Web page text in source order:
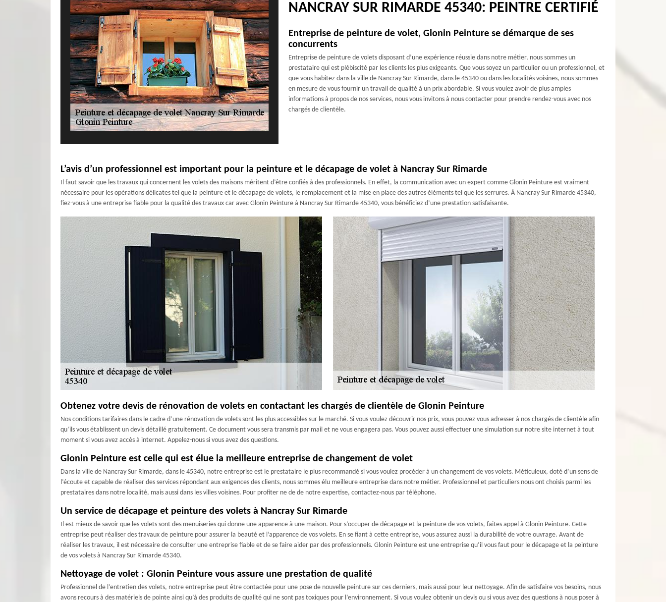
NANCRAY SUR RIMARDE 45340: PEINTRE CERTIFIÉ
Entreprise de peinture de volet, Glonin Peinture se démarque de ses
concurrents
Entreprise de peinture de volets disposant d’une expérience réussie dans notre métier, nous sommes un
prestataire qui est plébiscité par les clients les plus exigeants. Que vous soyez un particulier ou un professionnel, et
que vous habitez dans la ville de Nancray Sur Rimarde, dans le 45340 ou dans les localités voisines, nous sommes
en mesure de vous fournir un travail de qualité à un prix abordable. Si vous voulez avoir de plus amples
informations à propos de nos services, nous vous invitons à nous contacter pour prendre rendez-vous avec nos
chargés de clientèle.
L’avis d’un professionnel est important pour la peinture et le décapage de volet à Nancray Sur Rimarde
Il faut savoir que les travaux qui concernent les volets des maisons méritent d’être confiés à des professionnels. En effet, la communication avec un expert comme Glonin Peinture est vraiment
nécessaire pour les opérations délicates tel que la peinture et le décapage de volets, le remplacement et la mise en place des autres éléments tel que les serrures. À Nancray Sur Rimarde 45340,
fiez-vous à une entreprise fiable pour la qualité des travaux car avec Glonin Peinture à Nancray Sur Rimarde 45340, vous bénéficiez d’une prestation satisfaisante.
Obtenez votre devis de rénovation de volets en contactant les chargés de clientèle de Glonin Peinture
Nos conditions tarifaires dans le cadre d’une rénovation de volets sont les plus accessibles sur le marché. Si vous voulez découvrir nos prix, vous pouvez vous adresser à nos chargés de clientèle afin
qu’ils vous établissent un devis détaillé gratuitement. Ce document vous sera transmis par mail et ne vous engagera pas. Vous pouvez aussi effectuer une simulation sur notre site internet à tout
moment si vous avez accès à internet. Appelez-nous si vous avez des questions.
Glonin Peinture est celle qui est élue la meilleure entreprise de changement de volet
Dans la ville de Nancray Sur Rimarde, dans le 45340, notre entreprise est le prestataire le plus recommandé si vous voulez procéder à un changement de vos volets. Méticuleux, doté d’un sens de
l’écoute et capable de réaliser des services répondant aux exigences des clients, nous sommes élu meilleure entreprise dans notre métier. Professionnel et particuliers nous ont choisis parmi les
prestataires dans notre localité, mais aussi dans les villes voisines. Pour profiter ne de de notre expertise, contactez-nous par téléphone.
Un service de décapage et peinture des volets à Nancray Sur Rimarde
Il est mieux de savoir que les volets sont des menuiseries qui donne une apparence à une maison. Pour s’occuper de décapage et la peinture de vos volets, faites appel à Glonin Peinture. Cette
entreprise peut réaliser des travaux de peinture pour assurer la beauté et l’apparence de vos volets. En se fiant à cette entreprise, vous assurez aussi la durabilité de votre ouvrage. Avant de
réaliser les travaux, il est nécessaire de consulter une entreprise fiable et de se faire aider par des professionnels. Glonin Peinture est une entreprise qu’il vous faut pour le décapage et la peinture
de vos volets à Nancray Sur Rimarde 45340.
Nettoyage de volet : Glonin Peinture vous assure une prestation de qualité
Professionnel de l’entretien des volets, notre entreprise peut être contactée pour une pose de nouvelle peinture sur ces derniers, mais aussi pour leur nettoyage. Afin de satisfaire vos besoins, nous
avons recours à des matériels de pointe ainsi qu’à des produits de qualité qui ne sont pas toxiques pour l’environnement. Si vous voulez obtenir un devis ou si vous avez des questions à nous poser à